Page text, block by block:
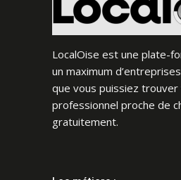
LocalOise est une plate-
un maximum
que vous puissiez
professionnel proche de
gratuitement.